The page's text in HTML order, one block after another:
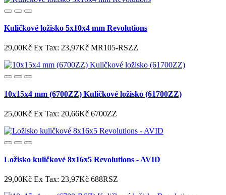
Kuličkové ložisko 5x10x4 mm Revolutions
29,00Kč Ex Tax: 23,97Kč MR105-RSZZ
10x15x4 mm (6700ZZ) Kuličkové ložisko (61700ZZ)
25,00Kč Ex Tax: 20,66Kč 6700ZZ
Ložisko kuličkové 8x16x5 Revolutions - AVID
29,00Kč Ex Tax: 23,97Kč 688RSZ